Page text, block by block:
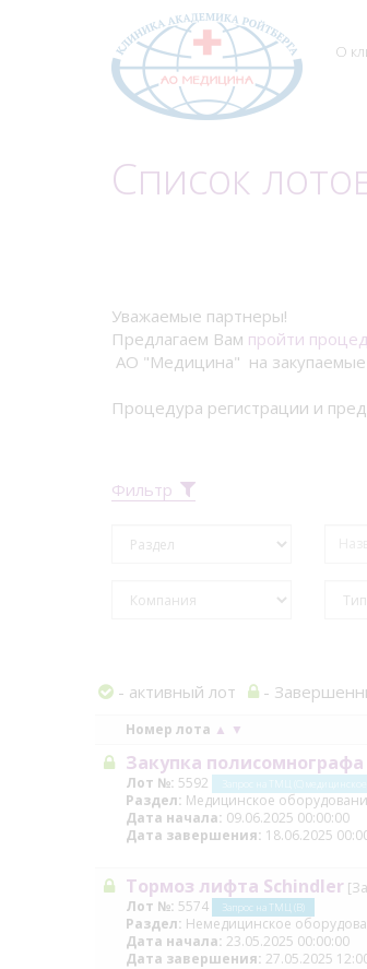
О
Список
Уважаемые партнеры!
Предлагаем Вам пройти
АО "Медицина" на закупаемые
Процедура регистрации и
Фильтр
- активный лот -
Номер лота ▲ ▼
Закупка полисомнографа
Лот №: 5592
Раздел: Медицинское
Дата начала: 09.06.2025 00:00:00
Дата завершения: 18.06.2025
Тормоз лифта Schindler
Лот №: 5574 Запрос на ТМЦ (В)
Раздел: Немедицинское
Дата начала: 23.05.2025 00:00:00
Дата завершения: 27.05.2025